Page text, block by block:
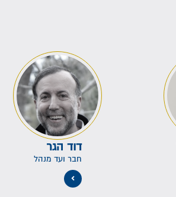
דוד הגר
חבר ועד מנהל